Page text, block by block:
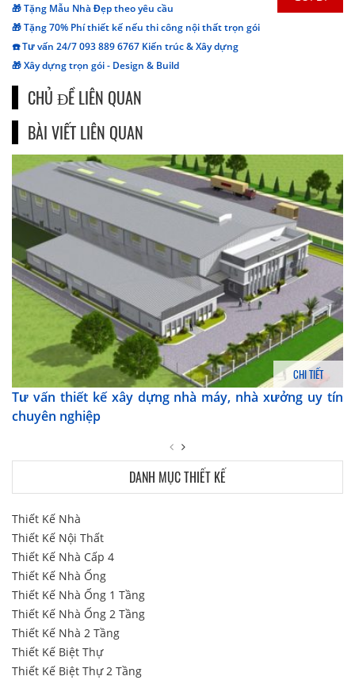
🎁 Tặng Mẫu Nhà Đẹp theo yêu cầu
🎁 Tặng 70% Phí thiết kế nếu thi công nội thất trọn gói
☎️ Tư vấn 24/7 093 889 6767 Kiến trúc & Xây dựng
🎁 Xây dựng trọn gói - Design & Build
CHỦ ĐỀ LIÊN QUAN
BÀI VIẾT LIÊN QUAN
CHI TIẾT
Tư vấn thiết kế xây dựng nhà máy, nhà xưởng uy tín
chuyên nghiệp
DANH MỤC THIẾT KẾ
Thiết Kế Nhà
Thiết Kế Nội Thất
Thiết Kế Nhà Cấp 4
Thiết Kế Nhà Ống
Thiết Kế Nhà Ống 1 Tầng
Thiết Kế Nhà Ống 2 Tầng
Thiết Kế Nhà 2 Tầng
Thiết Kế Biệt Thự
Thiết Kế Biệt Thự 2 Tầng